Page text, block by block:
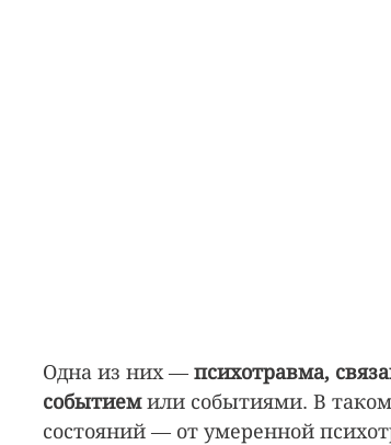
Одна из них — психотравма,
событием или событиями. В
состояний — от умеренной